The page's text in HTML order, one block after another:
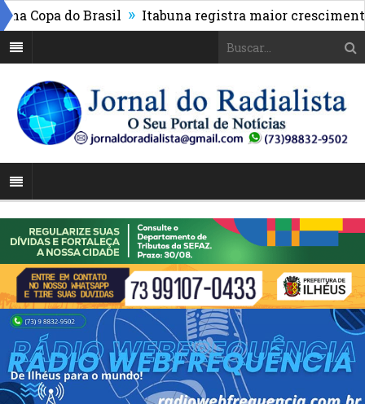
do Brasil » Itabuna registra maior crescimento do